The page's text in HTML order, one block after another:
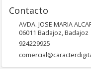
Contacto
AVDA. JOSE MARIA
06011 Badajoz,Badajoz
924229925